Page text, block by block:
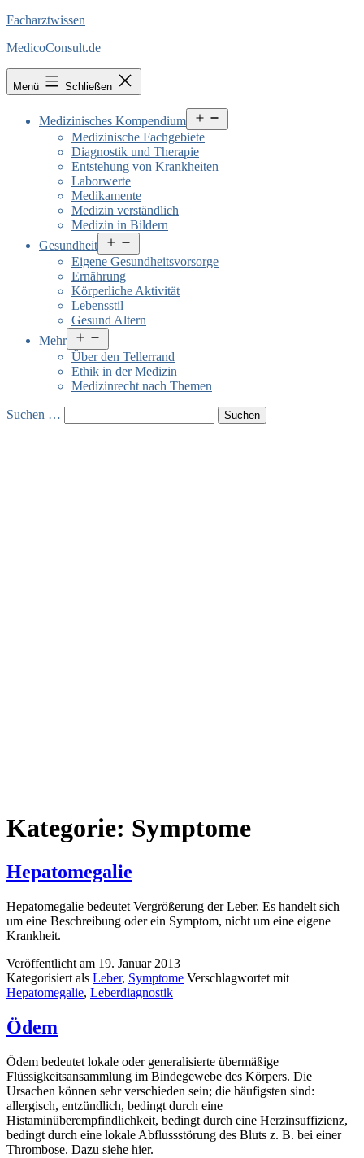
Facharztwissen
MedicoConsult.de
Menü Schließen
Medizinisches Kompendium
öffnen
Medizinische Fachgebiete
Diagnostik und Therapie
Entstehung von Krankheiten
Laborwerte
Medikamente
Medizin verständlich
Medizin in Bildern
Gesundheit
öffnen
Eigene Gesundheitsvorsorge
Ernährung
Körperliche Aktivität
Lebensstil
Gesund Altern
Mehr
öffnen
Über den Tellerrand
Ethik in der Medizin
Medizinrecht nach Themen
Suchen …
Kategorie: Symptome
Hepatomegalie
Hepatomegalie bedeutet Vergrößerung der Leber. Es handelt sich
um eine Beschreibung oder ein Symptom, nicht um eine eigene
Krankheit.
Veröffentlicht am 19. Januar 2013
Kategorisiert als Leber, Symptome Verschlagwortet mit
Hepatomegalie, Leberdiagnostik
Ödem
Ödem bedeutet lokale oder generalisierte übermäßige
Flüssigkeitsansammlung im Bindegewebe des Körpers. Die
Ursachen können sehr verschieden sein; die häufigsten sind:
allergisch, entzündlich, bedingt durch eine
Histaminüberempfindlichkeit, bedingt durch eine Herzinsuffizienz,
bedingt durch eine lokale Abflussstörung des Bluts z. B. bei einer
Thrombose. Dazu siehe hier.